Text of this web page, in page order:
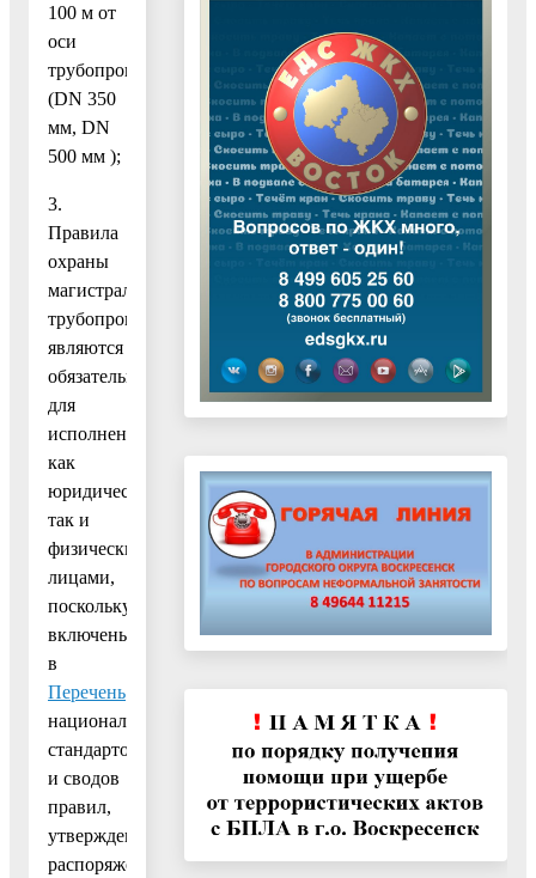
100 м от
оси
трубопровода
(DN 350
мм, DN
500 мм );
3.
Правила
охраны
магистральных
трубопроводов,
являются
обязательными
для
исполнения
как
юридическими,
так и
физическими
лицами,
поскольку
включены
в
Перечень
национальных
стандартов
и сводов
правил,
утвержденных
распоряжением